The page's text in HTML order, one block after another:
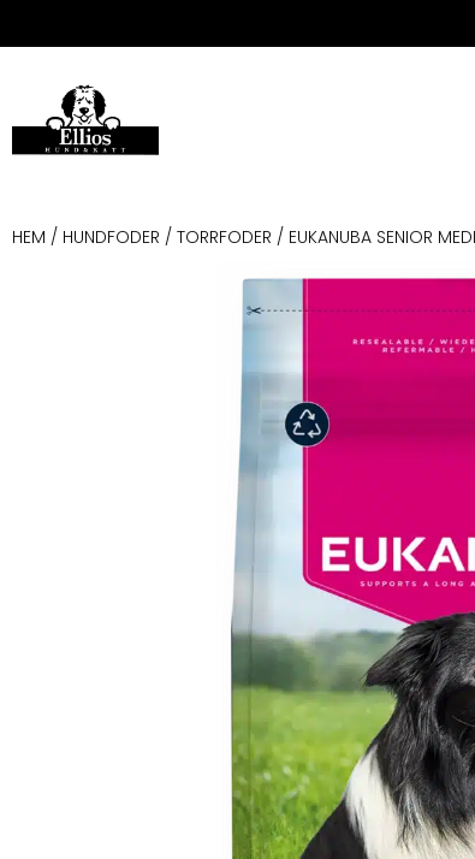
SHOP
HEM / HUNDFODER / TORRFODER / EUKANUBA SENIOR